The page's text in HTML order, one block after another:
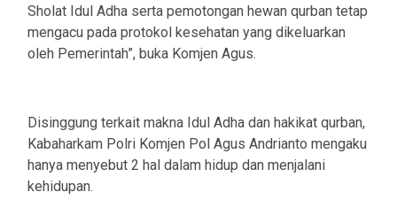
Sholat Idul Adha serta pemotongan hewan qurban tetap
mengacu pada protokol kesehatan yang dikeluarkan
oleh Pemerintah”, buka Komjen Agus.
Disinggung terkait makna Idul Adha dan hakikat qurban,
Kabaharkam Polri Komjen Pol Agus Andrianto mengaku
hanya menyebut 2 hal dalam hidup dan menjalani
kehidupan.